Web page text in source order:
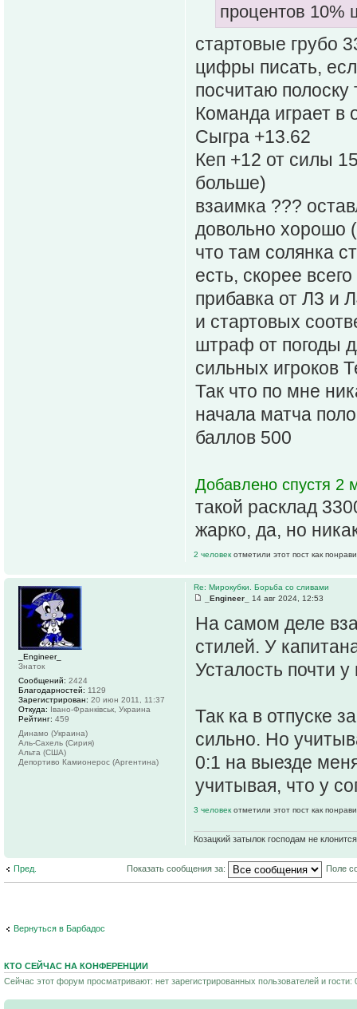
процентов 10%
стартовые грубо
цифры писать,
посчитаю полоску
Команда играет в
Сыгра +13.62
Кеп +12 от силы
больше)
взаимка ???
довольно хорошо
что там солянка
есть, скорее
прибавка от Л3 и
и стартовых
штраф от погоды
сильных игроков
Так что по мне
начала матча
баллов 500
Добавлено спустя 2
такой расклад
жарко, да, но
2 человек отметили этот пост как
Re: Мирокубки. Борьба со сливами
_Engineer_
14 авг 2024, 12:53
На самом деле
стилей. У
Усталость почти
Так ка в отпуске
сильно. Но
0:1 на выезде
учитывая, что у
3 человек отметили этот пост как
Козацкий затылок господам не
_Engineer_
Знаток
Сообщений: 2424
Благодарностей: 1129
Зарегистрирован: 20 июн 2011, 11:37
Откуда: Івано-Франківськ, Украина
Рейтинг: 459
Динамо (Украина)
Аль-Сахель (Сирия)
Альта (США)
Депортиво Камионерос (Аргентина)
Пред. Показать сообщения за: Поле
Вернуться в Барбадос
КТО СЕЙЧАС НА КОНФЕРЕНЦИИ
Сейчас этот форум просматривают: нет зарегистрированных пользователей и гости: